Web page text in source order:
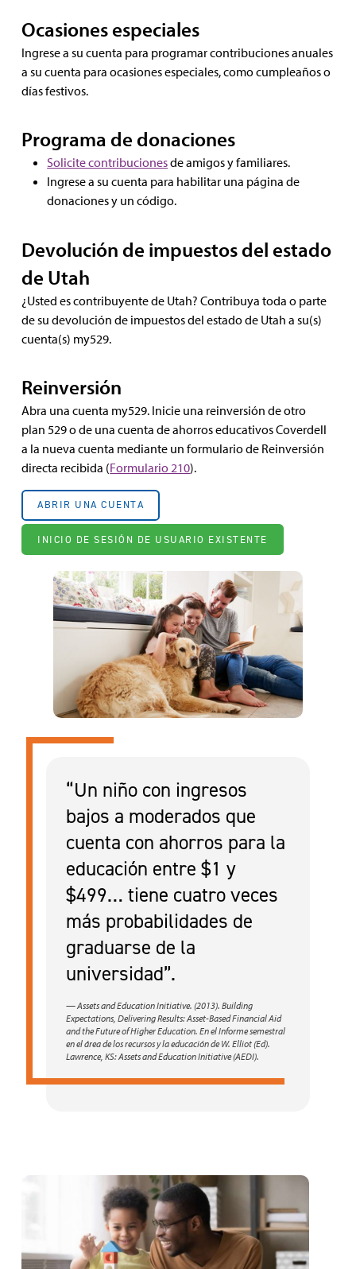
Ocasiones especiales
Ingrese a su cuenta para programar contribuciones anuales
a su cuenta para ocasiones especiales, como cumpleaños o
días festivos.
Programa de donaciones
Solicite contribucionesde amigos y familiares.
Ingrese a su cuenta para habilitar una página de
donaciones y un código.
Devolución de impuestos del estado
de Utah
¿Usted es contribuyente de Utah? Contribuya toda o parte
de su devolución de impuestos del estado de Utah a su(s)
cuenta(s) my529.
Reinversión
Abra una cuenta my529. Inicie una reinversión de otro
plan 529 o de una cuenta de ahorros educativos Coverdell
a la nueva cuenta mediante un formulario de Reinversión
directa recibida (Formulario 210).
ABRIR UNA CUENTA
INICIO DE SESIÓN DE USUARIO EXISTENTE
“Un niño con ingresos
bajos a moderados que
cuenta con ahorros para la
educación entre $1 y
$499… tiene cuatro veces
más probabilidades de
graduarse de la
universidad”.
— Assets and Education Initiative. (2013). Building
Expectations, Delivering Results: Asset-Based Financial Aid
and the Future of Higher Education. En el Informe semestral
en el área de los recursos y la educación de W. Elliot (Ed).
Lawrence, KS: Assets and Education Initiative (AEDI).